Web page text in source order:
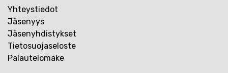
Yhteystiedot
Jäsenyys
Jäsenyhdistykset
Tietosuojaseloste
Palautelomake